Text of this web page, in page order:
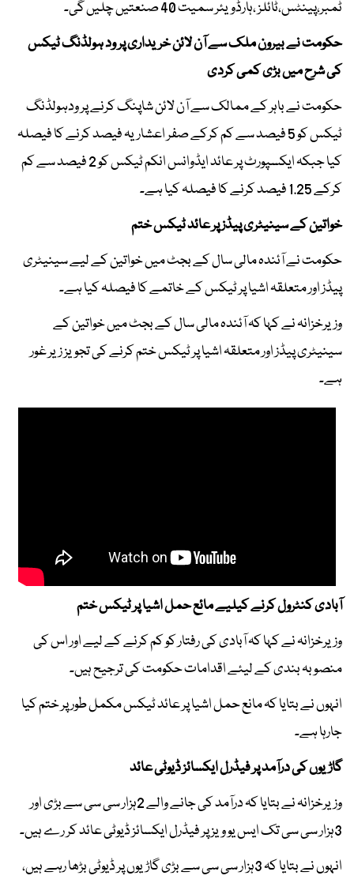
ٹمبر،پینٹس،ٹائلز ،ہارڈویئر سمیت 40 صنعتیں چلیں گی۔
حکومت نے بیرون ملک سے آن لائن خریداری پر ود ہولڈنگ ٹیکس
کی شرح میں بڑی کمی کردی
حکومت نے باہر کے ممالک سے آن لائن شاپنگ کرنے پر ودہولڈنگ
ٹیکس کو 5 فیصد سے کم کرکے صفر اعشاریہ فیصد کرنے کا فیصلہ
کیا جبکہ ایکسپورٹ پر عائد ایڈوانس انکم ٹیکس کو 2 فیصد سے کم
کرکے 1.25 فیصد کرنے کا فیصلہ کیا ہے۔
خواتین کے سینیٹری پیڈز پر عائد ٹیکس ختم
حکومت نے آئندہ مالی سال کے بجٹ میں خواتین کے لیے سینیٹری
پیڈز اور متعلقہ اشیا پر ٹیکس کے خاتمے کا فیصلہ کیا ہے۔
وزیرخزانہ نے کہا کہ آئندہ مالی سال کے بجٹ میں خواتین کے
سینیٹری پیڈز اور متعلقہ اشیا پر ٹیکس ختم کرنے کی تجویز زیر غور
ہے۔
آبادی کنٹرول کرنے کیلیے مائع حمل اشیا پر ٹیکس ختم
وزیرخزانہ نے کہا کہ آبادی کی رفتار کو کم کرنے کے لیے اور اس کی
منصوبہ بندی کے لیئے اقدامات حکومت کی ترجیح ہیں۔
انہوں نے بتایا کہ مانع حمل اشیا پر عائد ٹیکس مکمل طور پر ختم کیا
جارہا ہے۔
گاڑیوں کی درآمد پر فیڈرل ایکسائز ڈیوٹی عائد
وزیرخزانہ نے بتایا کہ درآمد کی جانے والے 2ہزار سی سی سے بڑی اور
3ہزار سی سی تک ایس یو ویز پر فیڈرل ایکسائز ڈیوٹی عائد کر رے ہیں۔
انہوں نے بتایا کہ 3ہزار سی سی سے بڑی گاڑیوں پر ڈیوٹی بڑھا رہے ہیں،